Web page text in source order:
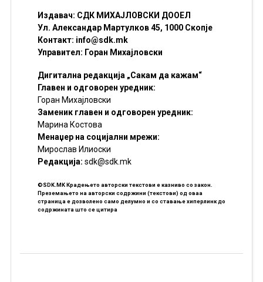
Издавач: СДК МИХАЈЛОВСКИ ДООЕЛ
Ул. Александар Мартулков 45, 1000 Скопје
Контакт: info@sdk.mk
Управител: Горан Михајловски
Дигитална редакција „Сакам да кажам“
Главен и одговорен уредник:
Горан Михајловски
Заменик главен и одговорен уредник:
Марина Костова
Менаџер на социјални мрежи:
Мирослав Илиоски
Редакцијa: sdk@sdk.mk
©SDK.MK Крадењето авторски текстови е казниво со закон.
Преземањето на авторски содржини (текстови) од оваа
страница е дозволено само делумно и со ставање хиперлинк до
содржината што се цитира